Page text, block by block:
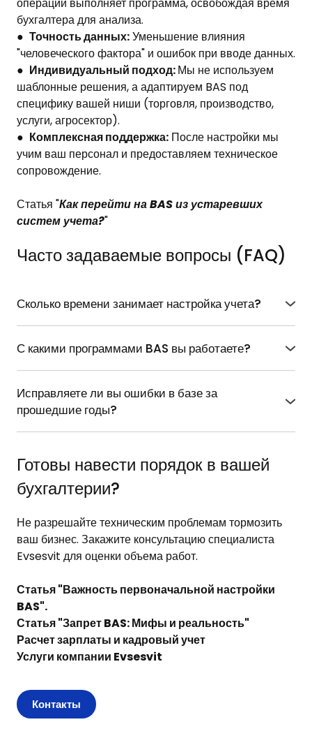
бухгалтера для анализа.
● Точность данных:Уменьшение влияния
"человеческого фактора" и ошибок при вводе данных.
● Индивидуальный подход:Мы не используем
шаблонные решения, а адаптируем BAS под
специфику вашей ниши (торговля, производство,
услуги, агросектор).
● Комплексная поддержка: После настройки мы
учим ваш персонал и предоставляем техническое
сопровождение.
Статья "Как перейти на BAS из устаревших
систем учета?"
Часто задаваемые вопросы (FAQ)
Сколько времени занимает настройка учета?
3 до 10 часов. Комплексное внедрение учета
производства — это проектная работа, которая
может занять несколько недель.
С какими программами BAS вы работаете?
BAS Малый бизнес,BAS КУП ,BAS Управление
торговлей,BAS ЗУП
Исправляете ли вы ошибки в базе за
прошедшие годы?
и помогаем их исправить или восстановить учет.
Готовы навести порядок в вашей
бухгалтерии?
Не разрешайте техническим проблемам тормозить
ваш бизнес. Закажите консультацию специалиста
Evsesvit для оценки объема работ.
Статья "Важность первоначальной настройки
BAS".
Статья "Запрет BAS: Мифы и реальность"
Расчет зарплаты и кадровый учет
Услуги компании Evsesvit
Контакты